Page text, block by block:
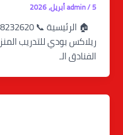
admin/5 أبريل، 2026
الفنادق الـ